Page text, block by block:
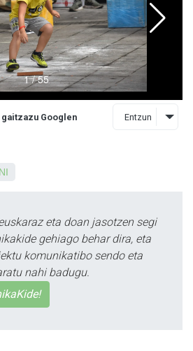
gaitzazu Googlen Entzun
eta doan jasotzen segi
gehiago behar dira, eta
komunikatibo sendo eta
nahi badugu.